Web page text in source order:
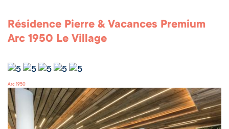
Résidence Pierre & Vacances Premium
Arc 1950 Le Village
Arc 1950